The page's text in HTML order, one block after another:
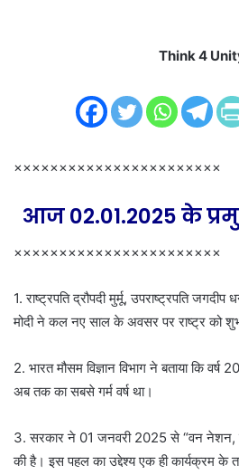
m
Think 4
×××××××××××××××××××××××
आज 02.01.2025 के
×××××××××××××××××××××××
1. राष्ट्रपति द्रौपदी मुर्मू, उपराष्ट्रपति
मोदी ने कल नए साल के अवसर पर राष्ट्र को
2. भारत मौसम विज्ञान विभाग ने बताया कि
अब तक का सबसे गर्म वर्ष था।
3. सरकार ने 01 जनवरी 2025 से “वन नेशन,
की है। इस पहल का उद्देश्य एक ही कार्यक्रम के